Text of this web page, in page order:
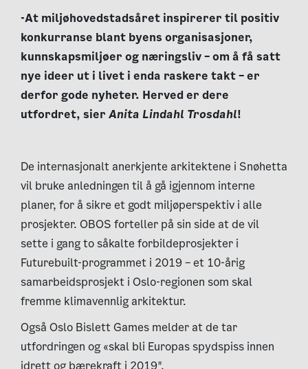
-At miljøhovedstadsåret inspirerer til positiv
konkurranse blant byens organisasjoner,
kunnskapsmiljøer og næringsliv – om å få satt
nye ideer ut i livet i enda raskere takt – er
derfor gode nyheter. Herved er dere
utfordret, sier Anita Lindahl Trosdahl!
De internasjonalt anerkjente arkitektene i Snøhetta
vil bruke anledningen til å gå igjennom interne
planer, for å sikre et godt miljøperspektiv i alle
prosjekter. OBOS forteller på sin side at de vil
sette i gang to såkalte forbildeprosjekter i
Futurebuilt-programmet i 2019 – et 10-årig
samarbeidsprosjekt i Oslo-regionen som skal
fremme klimavennlig arkitektur.
Også Oslo Bislett Games melder at de tar
utfordringen og «skal bli Europas spydspiss innen
idrett og bærekraft i 2019″.